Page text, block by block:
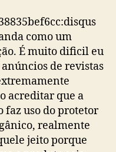
como um
É muito dificil eu
de revistas
acreditar que a
faz uso do protetor
realmente
jeito porque